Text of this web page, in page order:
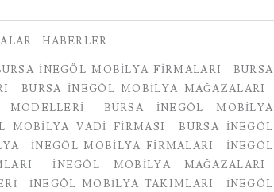
HABERLER
İNEGÖL MOBILYA FIRMALARI
BURSA
BURSA İNEGÖL MOBILYA MAĞAZALARI
BURSA İNEGÖL MOBILYA
MOBILYA VADI FIRMASI
BURSA İNEGÖL
INEGÖL MOBILYA FIRMALARI
İNEGÖL
İNEGÖL MOBILYA MAĞAZALARI
İNEGÖL MOBILYA TAKIMLARI
INEGÖL